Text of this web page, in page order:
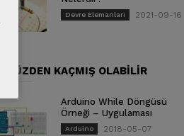
Devre Elemanları 2021-09-16
KAÇMIŞ OLABILIR
Arduino While Döngüsü
Örneği – Uygulaması
Arduino 2018-05-07